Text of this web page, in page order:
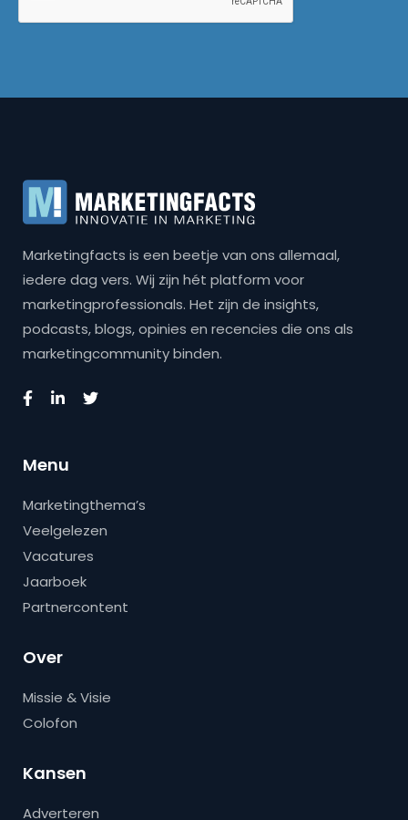
Marketingfacts is een beetje van ons allemaal,
iedere dag vers. Wij zijn hét platform voor
marketingprofessionals. Het zijn de insights,
podcasts, blogs, opinies en recencies die ons als
marketingcommunity binden.
Menu
Marketingthema’s
Veelgelezen
Vacatures
Jaarboek
Partnercontent
Over
Missie & Visie
Colofon
Kansen
Adverteren